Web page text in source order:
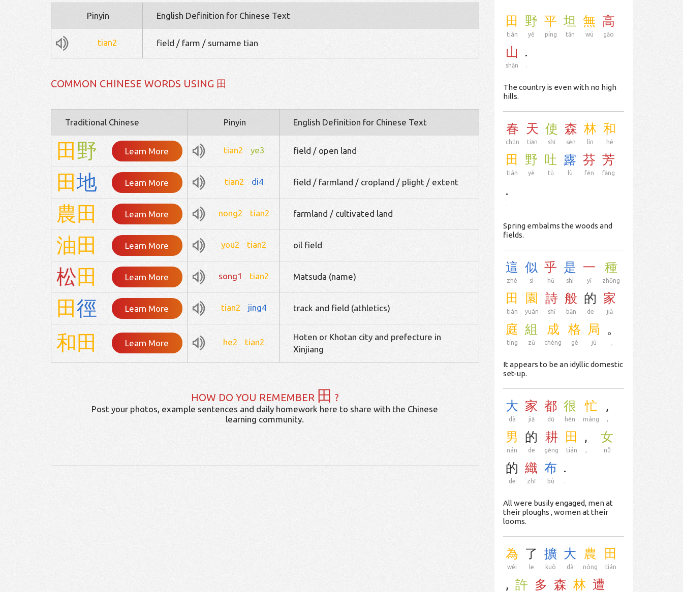
Pinyin English Definition for Chinese Text
tian2 field / farm / surname tian
COMMON CHINESE WORDS USING 田
Traditional Chinese Pinyin English Definition for Chinese Text
田 野 Learn More tian2 ye3 field / open land
田 地 Learn More tian2 di4 field / farmland / cropland / plight / extent
農 田 Learn More nong2 tian2 farmland / cultivated land
油 田 Learn More you2 tian2 oil field
松田 Learn More song1 tian2 Matsuda (name)
田 徑 Learn More tian2 jing4 track and field (athletics)
和 田 Learn More he2 tian2
Hoten or Khotan city and prefecture in
Xinjiang
HOW DO YOU REMEMBER 田 ?
Post your photos, example sentences and daily homework here to share with the Chinese
learning community.
田
tián
野
yě
平
píng
坦
tǎn
無
wú
高
gāo
山
shān
.
.
The country is even with no high
hills.
春
chūn
天
tiān
使
shǐ
森
sēn
林
lín
和
hé
田
tián
野
yě
吐
tǔ
露
lù
芬
fēn
芳
fāng
.
.
Spring embalms the woods and
fields.
這
zhè
似
sì
乎
hū
是
shì
一
yī
種
zhǒng
田
tián
園
yuán
詩
shī
般
bān
的
de
家
jiā
庭
tíng
組
zǔ
成
chéng
格
gé
局
jú
。
It appears to be an idyllic domestic
set-up.
大
dà
家
jiā
都
dū
很
hěn
忙
máng
,
,
男
nán
的
de
耕
gēng
田
tián
,
,
女
nǚ
的
de
織
zhī
布
bù
.
.
All were busily engaged, men at
their ploughs , women at their
looms.
為
wéi
了
le
擴
kuò
大
dà
農
nóng
田
tián
, 許 多 森 林 遭